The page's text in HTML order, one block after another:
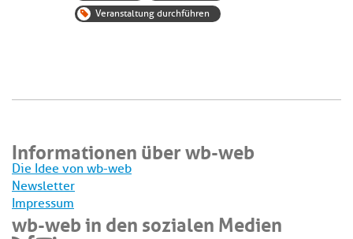
Veranstaltung durchführen
Informationen über wb-web
Die Idee von wb-web
Newsletter
Impressum
wb-web in den sozialen Medien